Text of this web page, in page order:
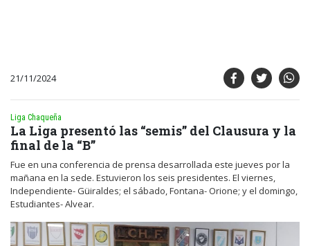
21/11/2024
Liga Chaqueña
La Liga presentó las “semis” del Clausura y la
final de la “B”
Fue en una conferencia de prensa desarrollada este jueves por la
mañana en la sede. Estuvieron los seis presidentes. El viernes,
Independiente- Güiraldes; el sábado, Fontana- Orione; y el domingo,
Estudiantes- Alvear.